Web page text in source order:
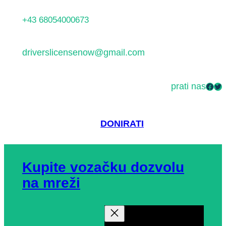
+43 68054000673
driverslicensenow@gmail.com
prati nasFacebook Twitter
DONIRATI
Kupite vozačku dozvolu
na mreži